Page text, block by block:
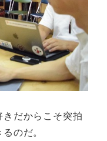
だからこそ突拍
のだ。